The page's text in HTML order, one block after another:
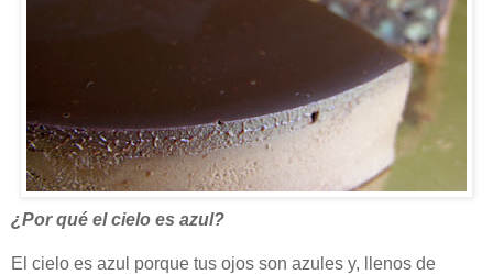
¿Por qué el cielo es azul?
El cielo es azul porque tus ojos son azules y, llenos de